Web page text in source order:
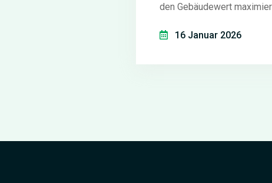
den Gebäudewert
Fehler du unbedingt
16 Januar 2026